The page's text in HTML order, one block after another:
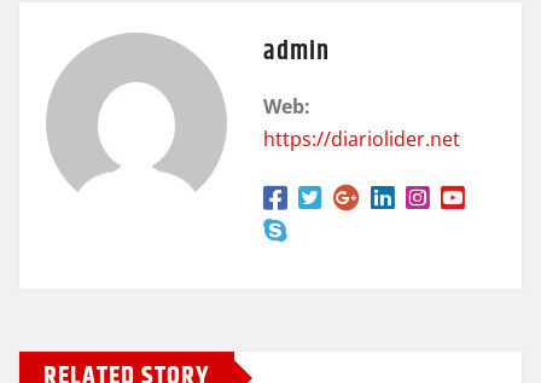
admin
Web:
https://diariolider.net